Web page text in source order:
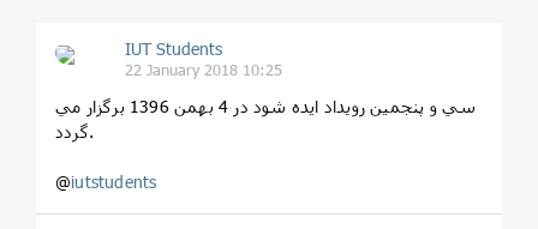
IUT Students
22 January 2018 10:25
سي و پنجمين رويداد ايده شود در 4 بهمن 1396 برگزار مي
گردد.
@iutstudents